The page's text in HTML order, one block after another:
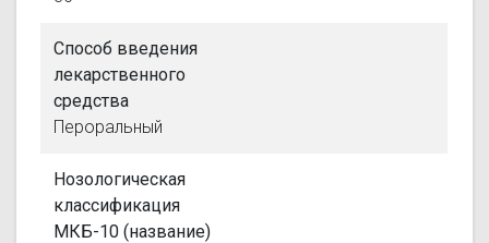
Способ введения
лекарственного
средства
Пероральный
Нозологическая
классификация
МКБ-10 (название)